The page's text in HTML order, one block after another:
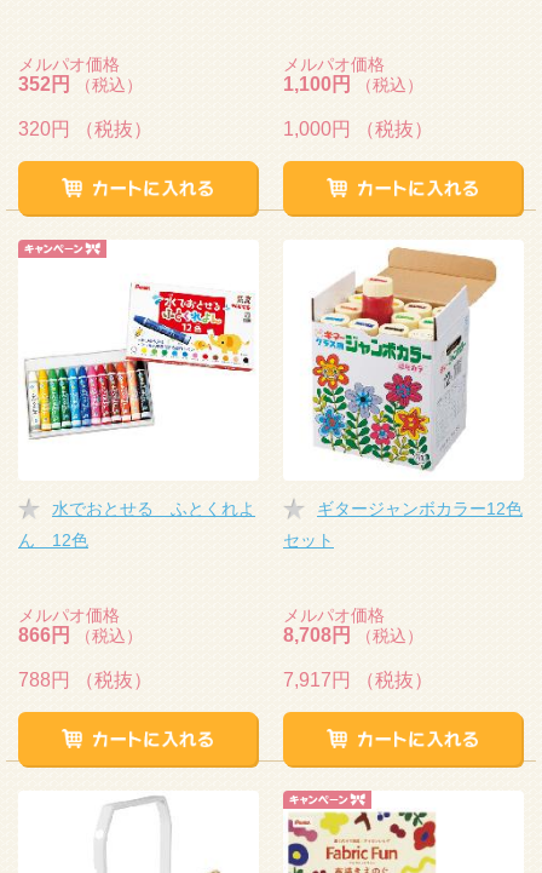
メルパオ価格
352円 （税込）
320円 （税抜）
メルパオ価格
1,100円 （税込）
1,000円 （税抜）
水でおとせる ふとくれよ
ん 12色
メルパオ価格
866円 （税込）
788円 （税抜）
ギタージャンボカラー12色
セット
メルパオ価格
8,708円 （税込）
7,917円 （税抜）